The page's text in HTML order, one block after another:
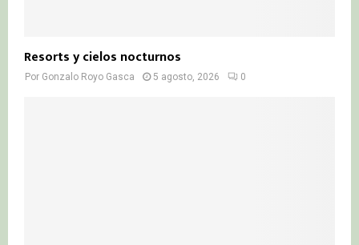
Resorts y cielos nocturnos
Por Gonzalo Royo Gasca 5 agosto, 2026 0